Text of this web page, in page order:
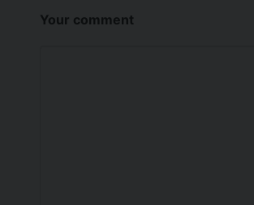
Your comment